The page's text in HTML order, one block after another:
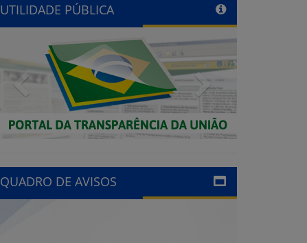
UTILIDADE PÚBLICA
Previous Next
QUADRO DE AVISOS